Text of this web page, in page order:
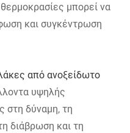
μπορεί να
και συγκέντρωση
από ανοξείδωτο
υψηλής
στη δύναμη, τη
διάβρωση και τη